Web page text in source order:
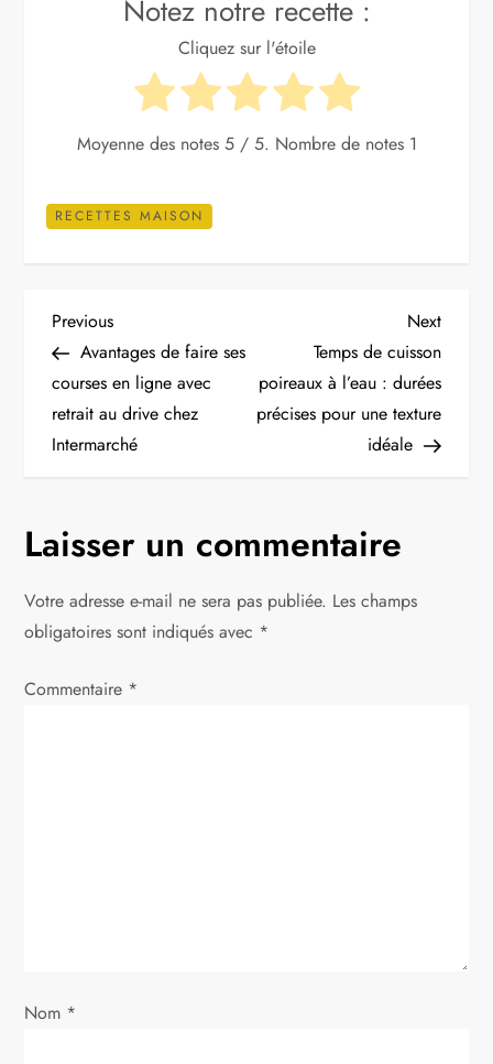
Notez notre recette :
Cliquez sur l'étoile
Moyenne des notes 5/ 5. Nombre de notes 1
RECETTES MAISON
N
a
v
g
a
t
i
’
Previous
Post
Previous
Avantages de faire ses
courses en ligne avec
retrait au drive chez
Intermarché
Next
Post
Next
Temps de cuisson
poireaux à l’eau : durées
précises pour une texture
idéale
Laisser un commentaire
Votre adresse e-mail ne sera pas publiée. Les champs
obligatoires sont indiqués avec *
Commentaire *
Nom *